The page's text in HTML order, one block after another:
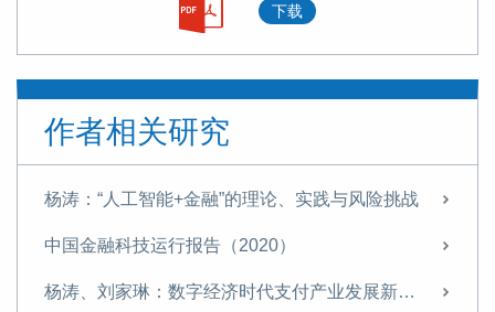
下载
作者相关研究
杨涛：“人工智能+金融”的理论、实践与风险挑战
中国金融科技运行报告（2020）
杨涛、刘家琳：数字经济时代支付产业发展新特征